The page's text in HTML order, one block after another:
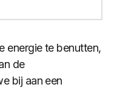
energie te benutten,
de
bij aan een